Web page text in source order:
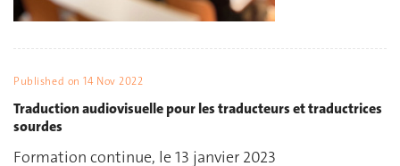
Published on14 Nov 2022
Traduction audiovisuelle pour les traducteurs et traductrices
sourdes
Formation continue, le 13 janvier 2023